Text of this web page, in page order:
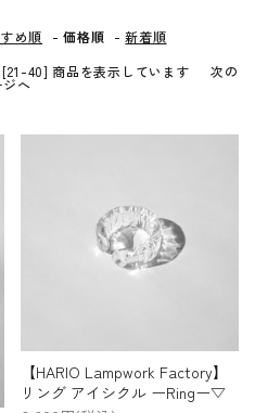
め順 -価格順 -新着順
40] 商品を表示しています 次の
ジへ
【HARIO Lampwork Factory】
リング アイシクル ーRingー▽